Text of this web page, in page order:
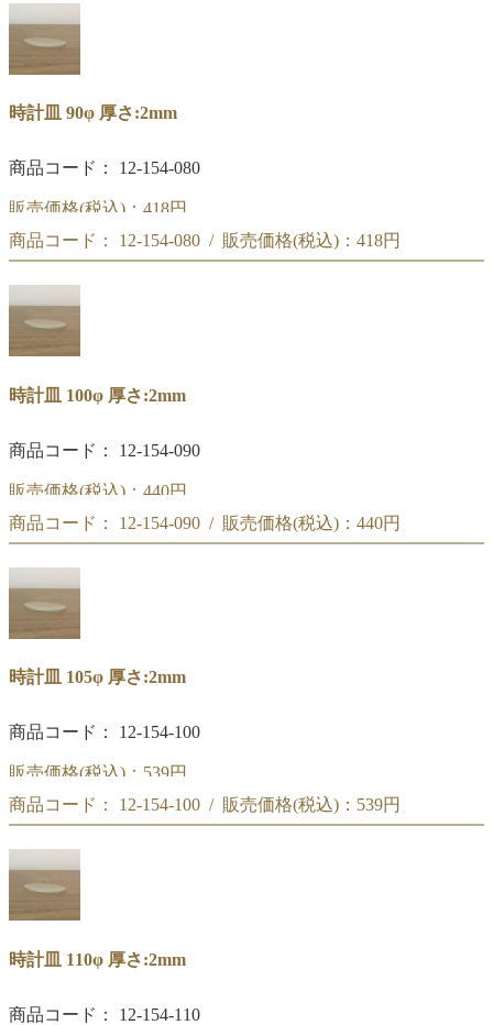
時計皿 80φ
時計皿 90φ 厚さ:2mm
商品コード： 12-154-080
販売価格(税込)： 418円
時計皿 90φ
商品コード： 12-154-080 / 販売価格(税込)： 418円
時計皿 90φ
時計皿 100φ 厚さ:2mm
商品コード： 12-154-090
販売価格(税込)： 440円
時計皿 100φ
商品コード： 12-154-090 / 販売価格(税込)： 440円
時計皿 100φ
時計皿 105φ 厚さ:2mm
商品コード： 12-154-100
販売価格(税込)： 539円
時計皿 105φ
商品コード： 12-154-100 / 販売価格(税込)： 539円
時計皿 105φ
時計皿 110φ 厚さ:2mm
商品コード： 12-154-110